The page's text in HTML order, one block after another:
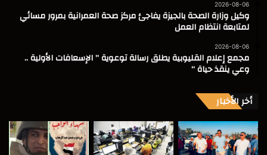
2026-08-06
وكيل وزارة الصحة بالجيزة يفاجئ مركز صحة العمرانية بمرور مسائي
لمتابعة انتظام العمل
2026-08-06
مجمع إعلام القليوبية يطلق رسالة توعوية ” الإسعافات الأولية ..
وعي ينقذ حياة “
أخر الأخبار